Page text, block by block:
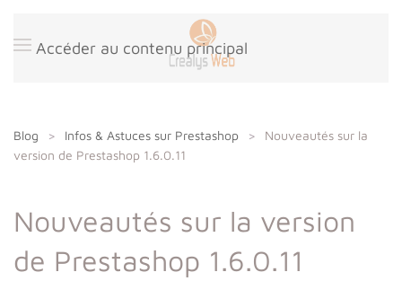
Accéder au contenu principal
Blog Infos & Astuces sur Prestashop
Nouveautés sur la
version de Prestashop 1.6.0.11
Nouveautés sur la version
de Prestashop 1.6.0.11